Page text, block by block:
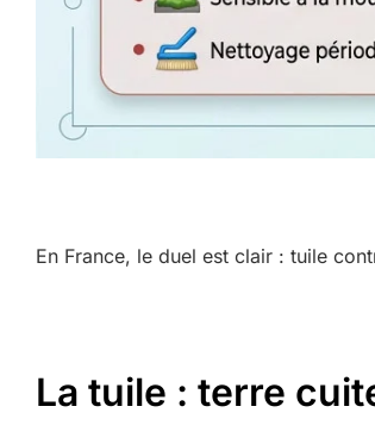
En France, le duel est clair : tuile
La tuile : terre